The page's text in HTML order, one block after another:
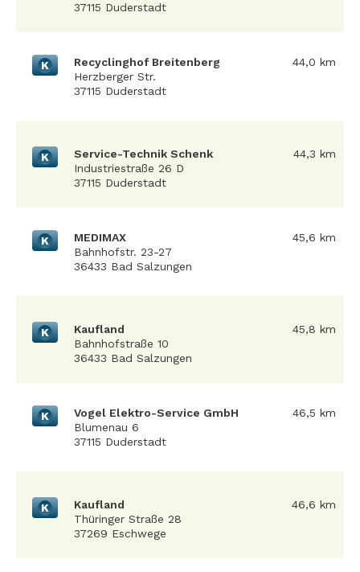
37115 Duderstadt
K
Recyclinghof Breitenberg
Herzberger Str.
37115 Duderstadt
44,0 km
K
Service-Technik Schenk
Industriestraße 26 D
37115 Duderstadt
44,3 km
K
MEDIMAX
Bahnhofstr. 23-27
36433 Bad Salzungen
45,6 km
K
Kaufland
Bahnhofstraße 10
36433 Bad Salzungen
45,8 km
K
Vogel Elektro-Service GmbH
Blumenau 6
37115 Duderstadt
46,5 km
K
Kaufland
Thüringer Straße 28
37269 Eschwege
46,6 km